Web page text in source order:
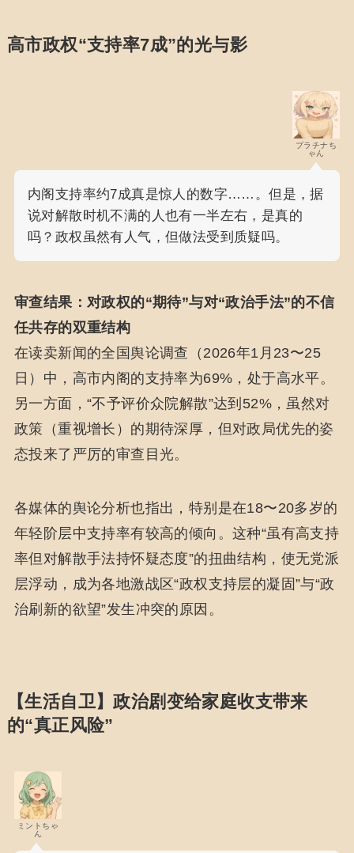
高市政权“支持率7成”的光与影
プラチナち
ゃん
内阁支持率约7成真是惊人的数字……。但是，据
说对解散时机不满的人也有一半左右，是真的
吗？政权虽然有人气，但做法受到质疑吗。
审查结果：对政权的“期待”与对“政治手法”的不信
任共存的双重结构
在读卖新闻的全国舆论调查（2026年1月23〜25
日）中，高市内阁的支持率为69%，处于高水平。
另一方面，“不予评价众院解散”达到52%，虽然对
政策（重视增长）的期待深厚，但对政局优先的姿
态投来了严厉的审查目光。
各媒体的舆论分析也指出，特别是在18〜20多岁的
年轻阶层中支持率有较高的倾向。这种“虽有高支持
率但对解散手法持怀疑态度”的扭曲结构，使无党派
层浮动，成为各地激战区“政权支持层的凝固”与“政
治刷新的欲望”发生冲突的原因。
【生活自卫】政治剧变给家庭收支带来
的“真正风险”
ミントちゃ
ん